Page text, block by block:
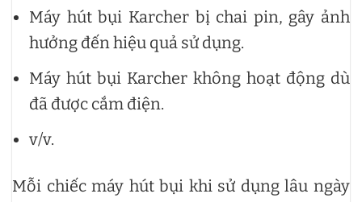
Máy hút bụi Karcher bị chai pin, gây ảnh
hưởng đến hiệu quả sử dụng.
Máy hút bụi Karcher không hoạt động dù
đã được cắm điện.
v/v.
Mỗi chiếc máy hút bụi khi sử dụng lâu ngày